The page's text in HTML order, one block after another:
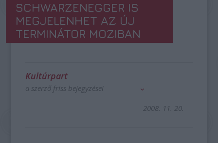
SCHWARZENEGGER IS
MEGJELENHET AZ ÚJ
TERMINÁTOR MOZIBAN
Kultúrpart
a szerző friss bejegyzései
2008. 11. 20.